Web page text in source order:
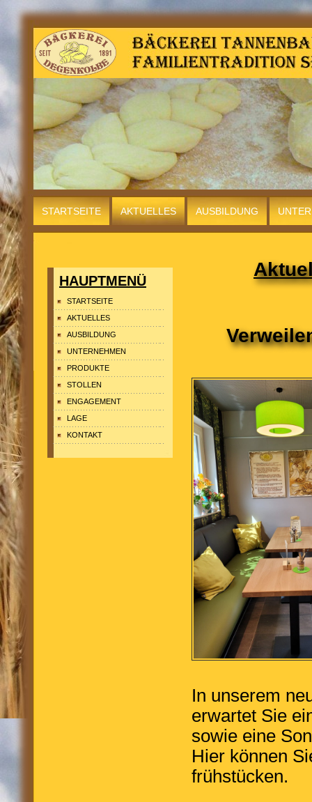
STARTSEITE AKTUELLES AUSBILDUNG
HAUPTMENÜ
STARTSEITE
AKTUELLES
AUSBILDUNG
UNTERNEHMEN
PRODUKTE
STOLLEN
ENGAGEMENT
LAGE
KONTAKT
In unserem
erwartet Sie
sowie eine
Hier können
frühstücken.